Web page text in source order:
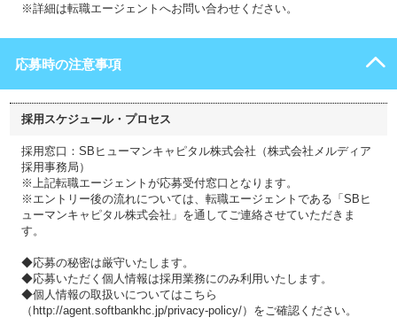
※詳細は転職エージェントへお問い合わせください。
応募時の注意事項
採用スケジュール・プロセス
採用窓口：SBヒューマンキャピタル株式会社（株式会社メルディア
採用事務局）
※上記転職エージェントが応募受付窓口となります。
※エントリー後の流れについては、転職エージェントである「SBヒ
ューマンキャピタル株式会社」を通してご連絡させていただきま
す。
◆応募の秘密は厳守いたします。
◆応募いただく個人情報は採用業務にのみ利用いたします。
◆個人情報の取扱いについてはこちら
（http://agent.softbankhc.jp/privacy-policy/）をご確認ください。